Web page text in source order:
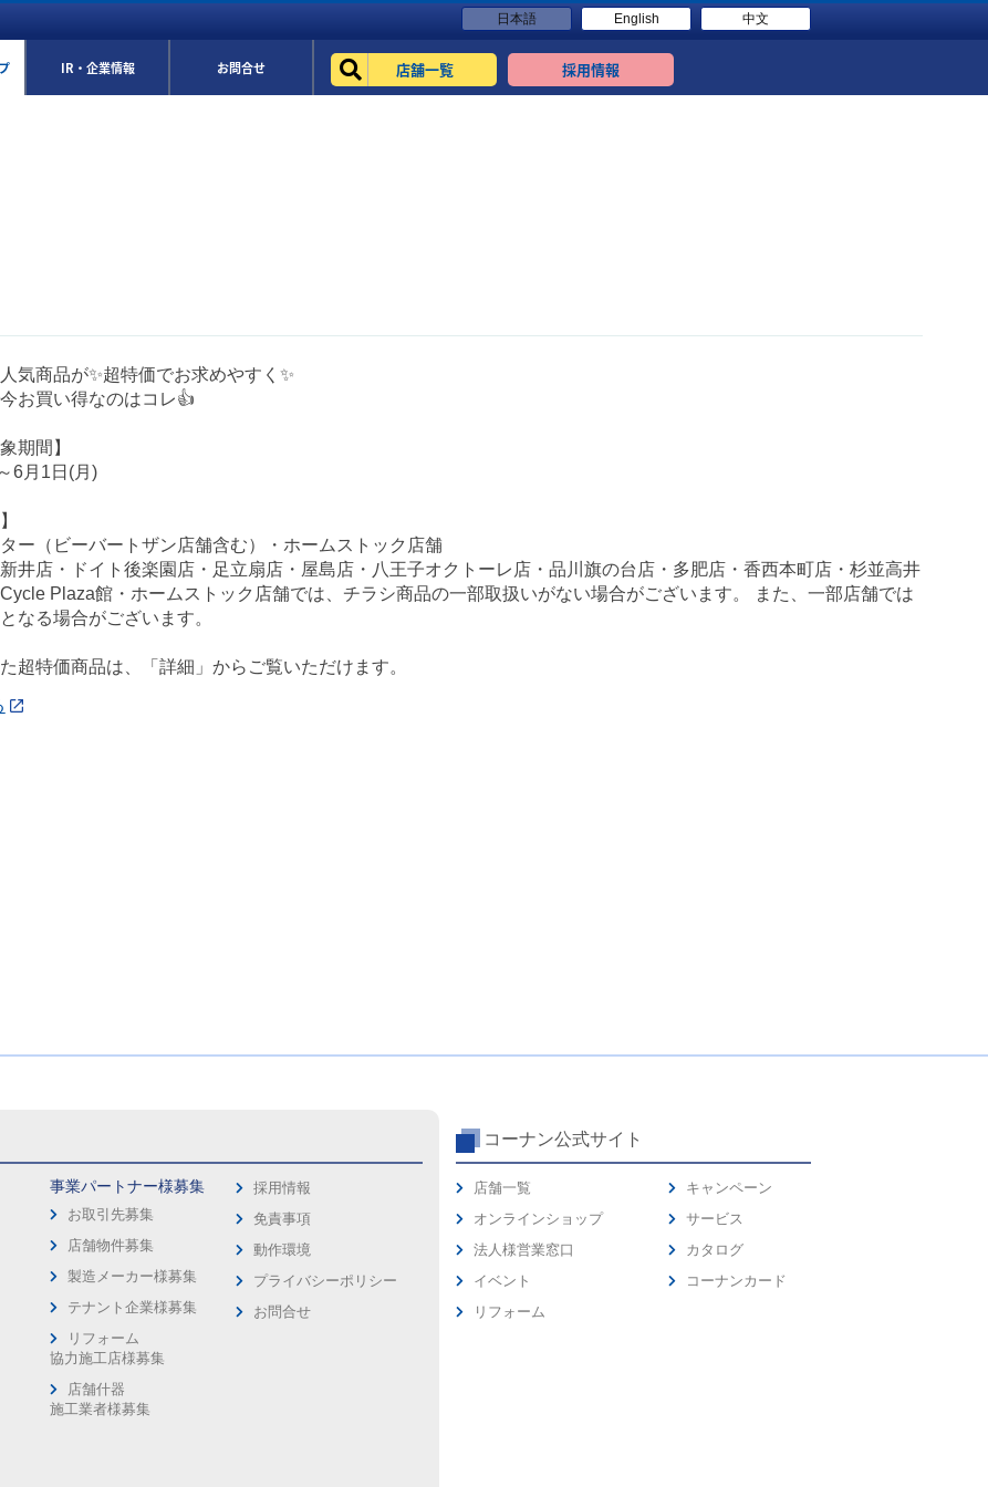
日本語 English 中文
IR・企業情報 お問合せ 店舗一覧 採用情報
気商品が✨超特価でお求めやすく✨
お買い得なのはコレ👍
期間】
6月1日(月)
ー（ビーバートザン店舗含む）・ホームストック店舗
井店・ドイト後楽園店・足立扇店・屋島店・八王子オクトーレ店・品川旗の台店・多肥店・香西本町店・杉並高井
Plaza館・ホームストック店舗では、チラシ商品の一部取扱いがない場合がございます。 また、一部店舗では
なる場合がございます。
超特価商品は、「詳細」からご覧いただけます。
事業パートナー様募集
お取引先募集
店舗物件募集
製造メーカー様募集
テナント企業様募集
リフォーム
協力施工店様募集
店舗什器
施工業者様募集
採用情報
免責事項
動作環境
プライバシーポリシー
お問合せ
コーナン公式サイト
店舗一覧
オンラインショップ
法人様営業窓口
イベント
リフォーム
キャンペーン
サービス
カタログ
コーナンカード